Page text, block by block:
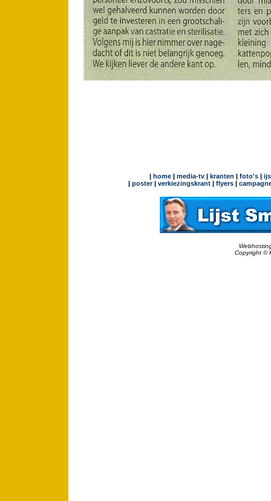
| home| media-tv| kranten | foto's|
| poster| verkiezingskrant | flyers |
Copyright ©